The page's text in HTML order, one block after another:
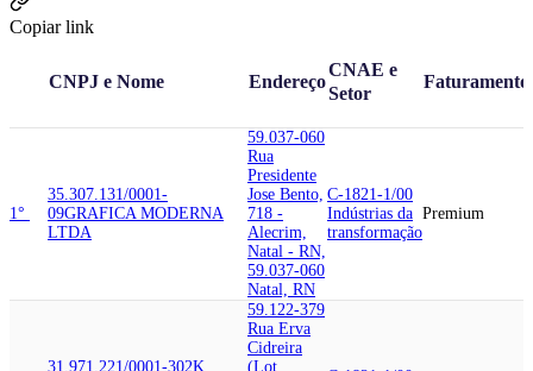
Copiar link
CNPJ e Nome Endereço
CNAE e
Setor
Faturamento
1°
35.307.131/0001-
09GRAFICA MODERNA
LTDA
59.037-060
Rua
Presidente
Jose Bento,
718 -
Alecrim,
Natal - RN,
59.037-060
Natal, RN
C-1821-1/00
Indústrias da
transformação
Premium
31.971.221/0001-302K
59.122-379
Rua Erva
Cidreira
(Lot